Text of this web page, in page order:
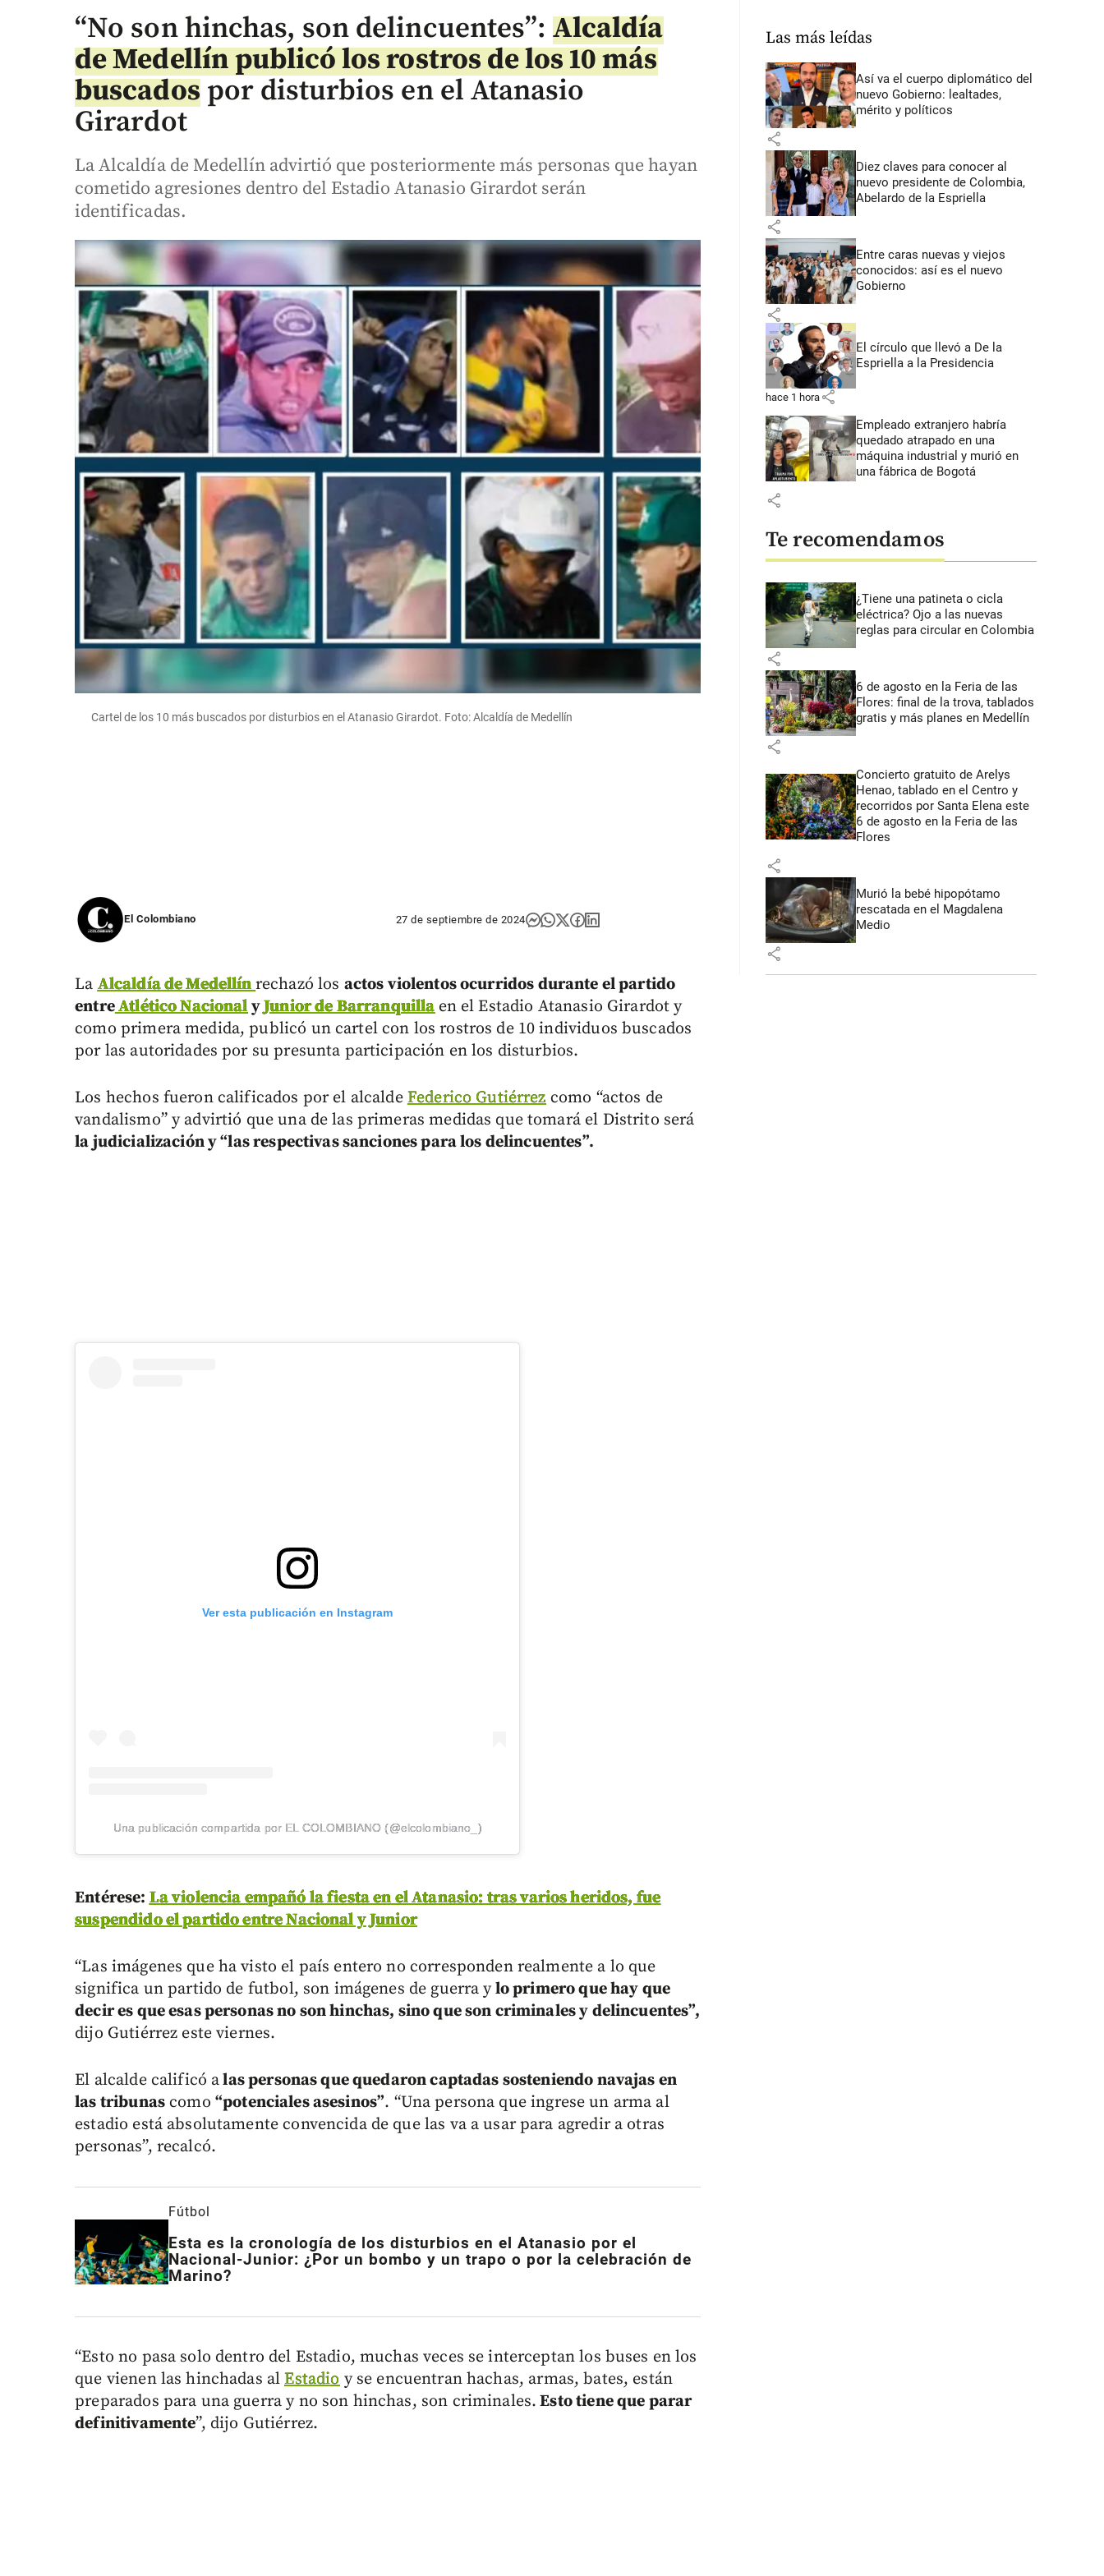
“No son hinchas, son delincuentes”:Alcaldía
de Medellín publicó los rostros de los 10 más
buscadospor disturbios en el Atanasio
Girardot
La Alcaldía de Medellín advirtió que posteriormente más personas que hayan
cometido agresiones dentro del Estadio Atanasio Girardot serán
identificadas.
Cartel de los 10 más buscados por disturbios en el Atanasio Girardot. Foto: Alcaldía de Medellín
El Colombiano 27 de septiembre de 2024
LaAlcaldía de Medellínrechazó los actos violentos ocurridos durante el partido
entreAtlético NacionalyJunior de Barranquilla en el Estadio Atanasio Girardot y
como primera medida, publicó un cartel con los rostros de 10 individuos buscados
por las autoridades por su presunta participación en los disturbios.
Los hechos fueron calificados por el alcaldeFederico Gutiérrezcomo “actos de
vandalismo” y advirtió que una de las primeras medidas que tomará el Distrito será
la judicialización y “las respectivas sanciones para los delincuentes”.
Ver esta publicación en Instagram
Una publicación compartida por EL COLOMBIANO (@elcolombiano_)
Entérese: La violencia empañó la fiesta en el Atanasio: tras varios heridos, fue
suspendido el partido entre Nacional y Junior
“Las imágenes que ha visto el país entero no corresponden realmente a lo que
significa un partido de futbol, son imágenes de guerra ylo primero que hay que
decir es que esas personas no son hinchas, sino que son criminales y delincuentes”,
dijo Gutiérrez este viernes.
El alcalde calificó alas personas que quedaron captadas sosteniendo navajas en
las tribunas como “potenciales asesinos”. “Una persona que ingrese un arma al
estadio está absolutamente convencida de que las va a usar para agredir a otras
personas”, recalcó.
Fútbol
Esta es la cronología de losdisturbios en el Atanasio por el
Nacional-Junior:¿Por un bombo y un trapo o por la celebración de
Marino?
“Esto no pasa solo dentro del Estadio, muchas veces se interceptan los buses en los
que vienen las hinchadas alEstadioy se encuentran hachas, armas, bates, están
preparados para una guerra y no son hinchas, son criminales. Esto tiene que parar
definitivamente”, dijo Gutiérrez.
Las más leídas
Así va el cuerpo diplomático del
nuevo Gobierno: lealtades,
mérito y políticos
share
Diez claves para conocer al
nuevo presidente de Colombia,
Abelardo de la Espriella
share
Entre caras nuevas y viejos
conocidos: así es el nuevo
Gobierno
share
El círculo que llevó a De la
Espriella a la Presidencia
hace 1 hora share
Empleado extranjero habría
quedado atrapado en una
máquina industrial y murió en
una fábrica de Bogotá
share
Te recomendamos
¿Tiene una patineta o cicla
eléctrica? Ojo a las nuevas
reglas para circular en Colombia
share
6 de agosto en la Feria de las
Flores: final de la trova, tablados
gratis y más planes en Medellín
share
Concierto gratuito de Arelys
Henao, tablado en el Centro y
recorridos por Santa Elena este
6 de agosto en la Feria de las
Flores
share
Murió la bebé hipopótamo
rescatada en el Magdalena
Medio
share